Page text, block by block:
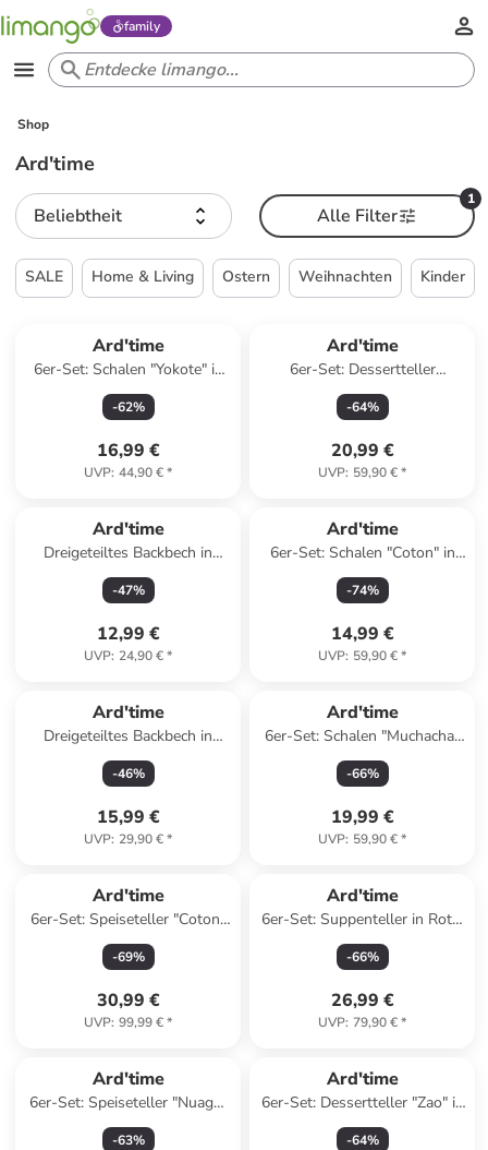
family
Shop
Ard'time
Beliebtheit
1
Alle Filter
SALE Home & Living Ostern Weihnachten Kinder
Ard'time
6er-Set: Schalen "Yokote" in
Weiß/ Grau - (H)5,5 x Ø 11
cm
-62%
16,99 €
UVP: 44,90 €*
Ard'time
6er-Set: Dessertteller
"Yucatan" in Weiß/ Schwarz -
Ø 20 cm
-64%
20,99 €
UVP: 59,90 €*
Ard'time
Dreigeteiltes Backbech in
Anthrazit - (L)45,2 x (B)30 x
(H)2,6 cm
-47%
12,99 €
UVP: 24,90 €*
Ard'time
6er-Set: Schalen "Coton" in
Creme - Ø 11 cm
-74%
14,99 €
UVP: 59,90 €*
Ard'time
Dreigeteiltes Backbech in
Anthrazit - (L)45,4 x (B)32,7 x
(H)2,6 cm
-46%
15,99 €
UVP: 29,90 €*
Ard'time
6er-Set: Schalen "Muchacha"
in Weiß/ Bunt - Ø 15,7 cm
-66%
19,99 €
UVP: 59,90 €*
Ard'time
6er-Set: Speiseteller "Coton"
in Creme - Ø 27 cm
-69%
30,99 €
UVP: 99,99 €*
Ard'time
6er-Set: Suppenteller in Rot -
Ø 21,5 cm
-66%
26,99 €
UVP: 79,90 €*
Ard'time
6er-Set: Speiseteller "Nuage"
in Creme - Ø 26,5 cm
-63%
Ard'time
6er-Set: Dessertteller "Zao" in
Grau/ Blau - Ø 20,5 cm
-64%